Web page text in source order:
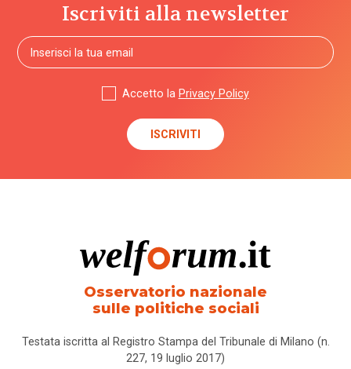
Iscriviti alla newsletter
Accetto la Privacy Policy
Osservatorio nazionale
sulle politiche sociali
Testata iscritta al Registro Stampa del Tribunale di Milano (n.
227, 19 luglio 2017)